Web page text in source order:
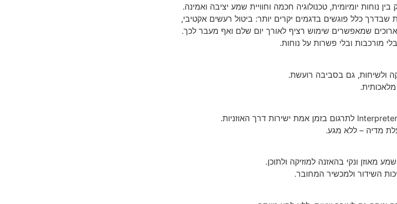
שבדרך כלל פוגשים בדגמים יקרים יותר: ביטול רעשים אקטיבי,
מורכבות ובלי פשרות על נוחות.
ולשיחות, גם בסביבה רועשת.
מדיה – ללא מגע.